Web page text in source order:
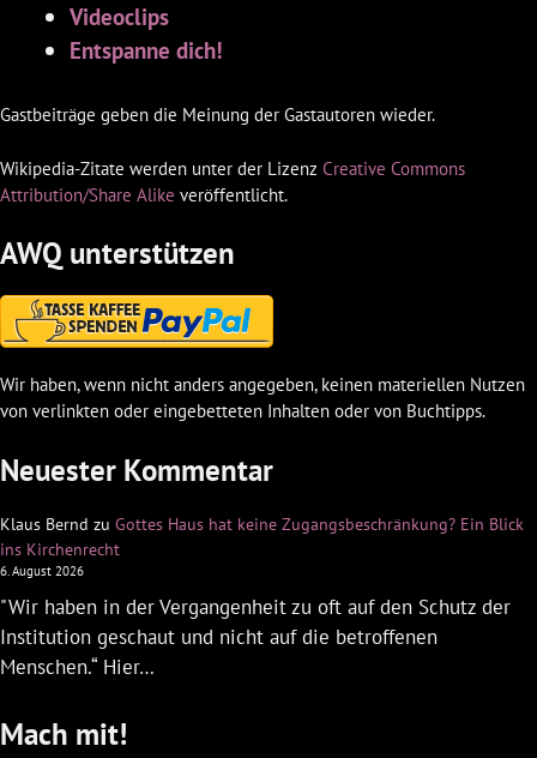
Videoclips
Entspanne dich!
Gastbeiträge geben die Meinung der Gastautoren wieder.
Wikipedia-Zitate werden unter der Lizenz Creative Commons
Attribution/Share Alike veröffentlicht.
AWQ unterstützen
Wir haben, wenn nicht anders angegeben, keinen materiellen Nutzen
von verlinkten oder eingebetteten Inhalten oder von Buchtipps.
Neuester Kommentar
Klaus Bernd zu Gottes Haus hat keine Zugangsbeschränkung? Ein Blick
ins Kirchenrecht
6. August 2026
"Wir haben in der Vergangenheit zu oft auf den Schutz der
Institution geschaut und nicht auf die betroffenen
Menschen.“ Hier…
Mach mit!